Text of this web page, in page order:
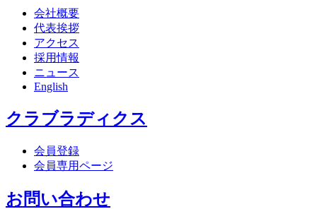
会社概要
代表挨拶
アクセス
採用情報
ニュース
English
クラブラディクス
会員登録
会員専用ページ
お問い合わせ